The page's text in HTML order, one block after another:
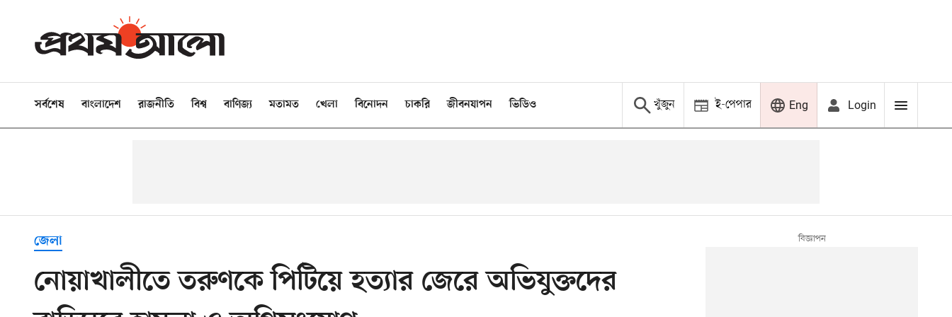
সর্বশেষ বাংলাদেশ রাজনীতি বিশ্ব বাণিজ্য মতামত খেলা বিনোদন চাকরি জীবনযাপন ভিডিও খুঁজুন ই-পেপার Eng Login
জেলা
নোয়াখালীতে তরুণকে পিটিয়ে হত্যার জেরে অভিযুক্তদের